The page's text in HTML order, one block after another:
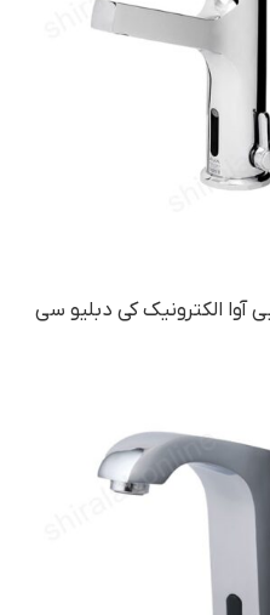
آوا الکترونیک کی دبلیو سی